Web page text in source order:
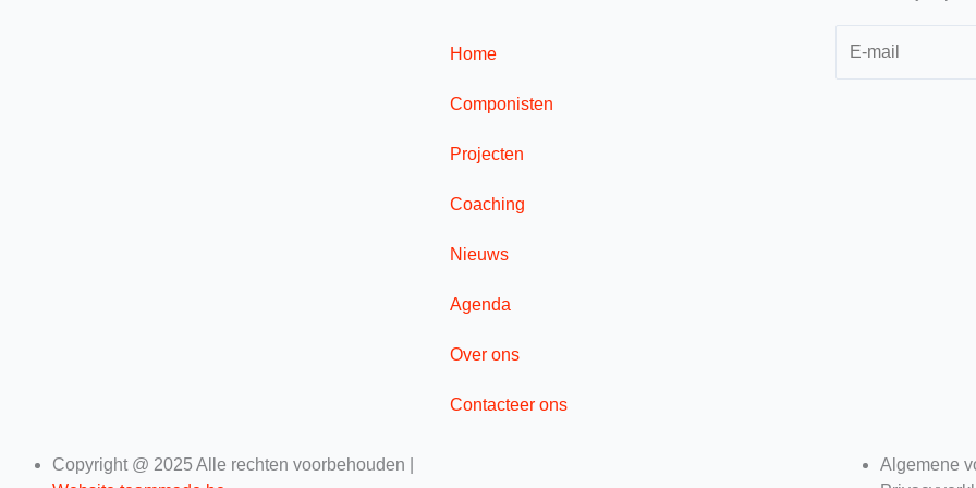
Home
Componisten
Projecten
Coaching
Nieuws
Agenda
Over ons
Contacteer ons
Copyright @ 2025 Alle rechten voorbehouden |
Algemene